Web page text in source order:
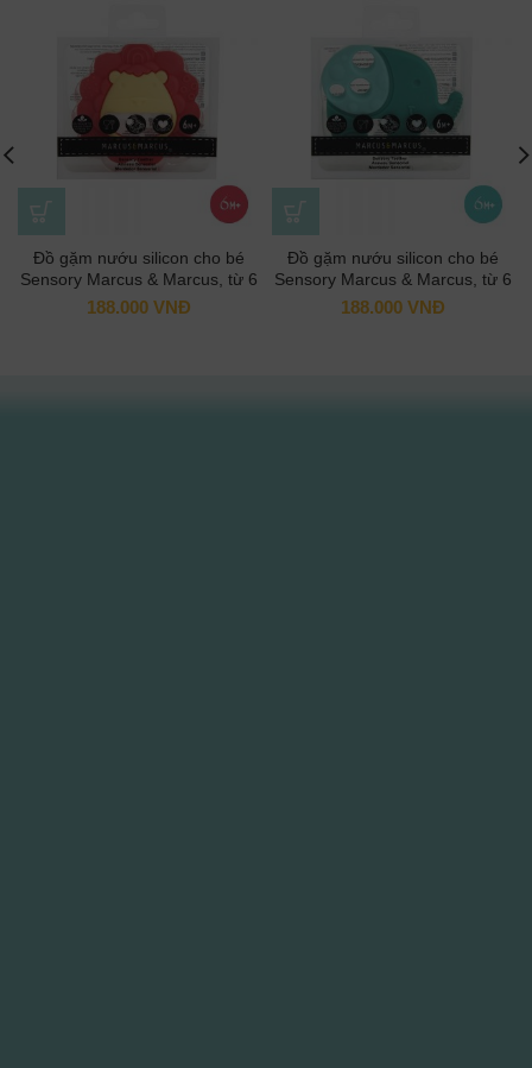
Đồ gặm nướu silicon cho bé
Sensory Marcus & Marcus, từ 6
tháng – Marcus
188.000 VNĐ
Đồ gặm nướu silicon cho bé
Sensory Marcus & Marcus, từ 6
tháng – Ollie
188.000 VNĐ